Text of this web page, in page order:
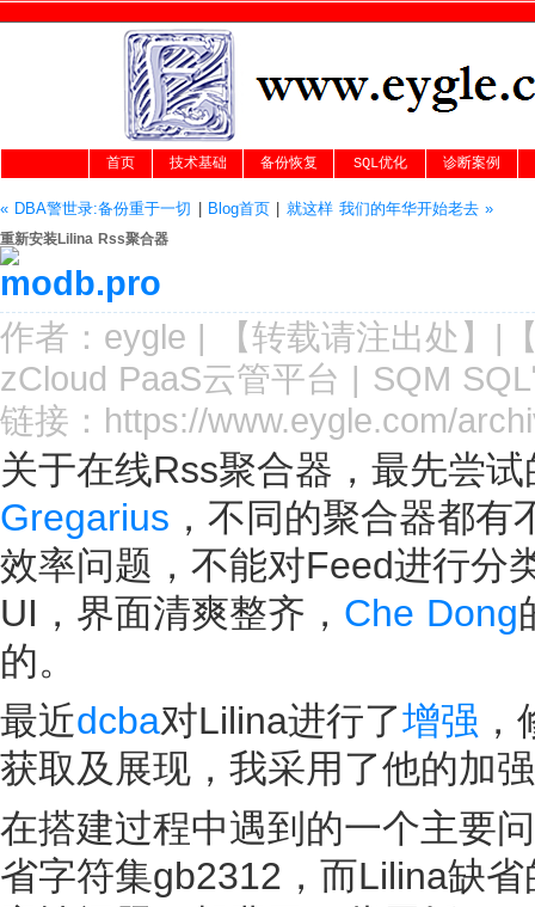
首页 技术基础 备份恢复 SQL优化 诊断案例
« DBA警世录:备份重于一切 Blog首页| 就这样 我们的年华开始老去 »
重新安装Lilina Rss聚合器
作者： eygle | 【转载请注出处 】|
zCloud PaaS云管平台 | SQM
链接： https://www.eygle.com/
关于在线Rss聚合器，最先尝试
Gregarius ，不同的聚合器都
效率问题，不能对Feed进行分
UI，界面清爽整齐， Che Dong
的。
最近dcba对Lilina进行了增强
获取及展现，我采用了他的加
在搭建过程中遇到的一个主要
省字符集gb2312，而Lilina缺